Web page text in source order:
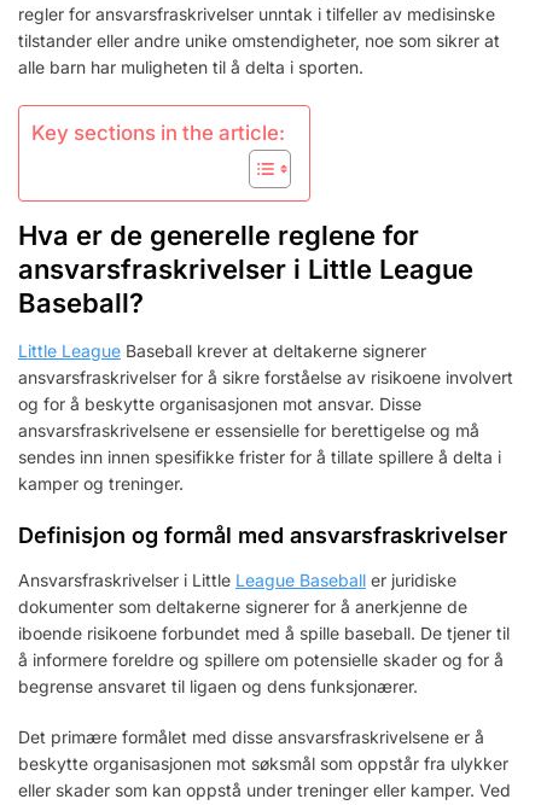
regler for ansvarsfraskrivelser unntak i tilfeller av medisinske
tilstander eller andre unike omstendigheter, noe som sikrer at
alle barn har muligheten til å delta i sporten.
Key sections in the article:
Hva er de generelle reglene for
ansvarsfraskrivelser i Little League
Baseball?
Little League Baseball krever at deltakerne signerer
ansvarsfraskrivelser for å sikre forståelse av risikoene involvert
og for å beskytte organisasjonen mot ansvar. Disse
ansvarsfraskrivelsene er essensielle for berettigelse og må
sendes inn innen spesifikke frister for å tillate spillere å delta i
kamper og treninger.
Definisjon og formål med ansvarsfraskrivelser
Ansvarsfraskrivelser i Little League Baseball er juridiske
dokumenter som deltakerne signerer for å anerkjenne de
iboende risikoene forbundet med å spille baseball. De tjener til
å informere foreldre og spillere om potensielle skader og for å
begrense ansvaret til ligaen og dens funksjonærer.
Det primære formålet med disse ansvarsfraskrivelsene er å
beskytte organisasjonen mot søksmål som oppstår fra ulykker
eller skader som kan oppstå under treninger eller kamper. Ved